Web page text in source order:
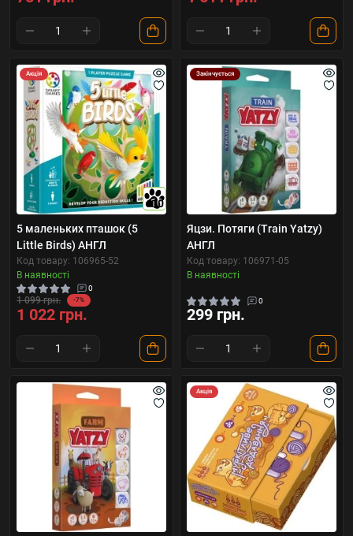
Акція
10
5 маленьких пташок (5
Little Birds) АНГЛ
Код товару: 106965-52
В наявності
0
1 099 грн. -7%
1 022 грн.
Закінчується
Яцзи. Потяги (Train Yatzy)
АНГЛ
Код товару: 106971-05
В наявності
0
299 грн.
Акція